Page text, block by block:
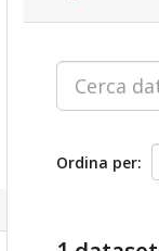
Ordina per